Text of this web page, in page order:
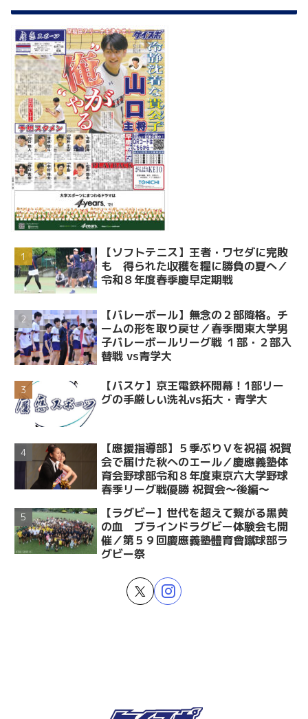
【ソフトテニス】王者・ワセダに完敗
も 得られた収穫を糧に勝負の夏へ／
令和８年度春季慶早定期戦
【バレーボール】無念の２部降格。チ
ームの形を取り戻せ／春季関東大学男
子バレーボールリーグ戦 １部・２部入
替戦 vs青学大
【バスケ】京王電鉄杯開幕！1部リー
グの手厳しい洗礼vs拓大・青学大
【應援指導部】５季ぶりＶを祝福 祝賀
会で届けた秋へのエール／慶應義塾体
育会野球部令和８年度東京六大学野球
春季リーグ戦優勝 祝賀会～後編～
【ラグビー】世代を超えて繋がる黒黄
の血 ブラインドラグビー体験会も開
催／第５９回慶應義塾體育會蹴球部ラ
グビー祭